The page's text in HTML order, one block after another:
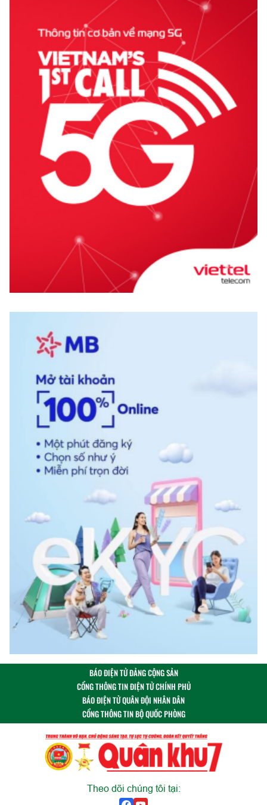
BÁO ĐIỆN TỬ ĐẢNG CỘNG SẢN
CỔNG THÔNG TIN ĐIỆN TỬ CHÍNH PHỦ
BÁO ĐIỆN TỬ QUÂN ĐỘI NHÂN DÂN
CỔNG THÔNG TIN BỘ QUỐC PHÒNG
Theo dõi chúng tôi tại: